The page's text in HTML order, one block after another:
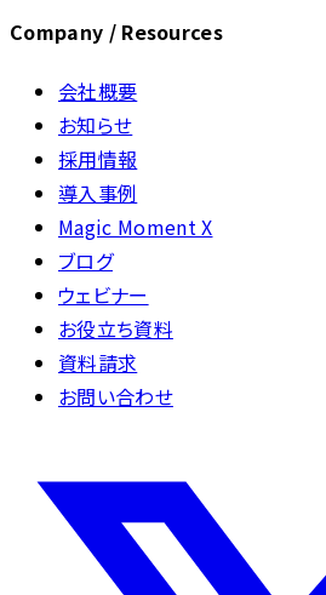
Company / Resources
会社概要
お知らせ
採用情報
導入事例
Magic Moment X
ブログ
ウェビナー
お役立ち資料
資料請求
お問い合わせ